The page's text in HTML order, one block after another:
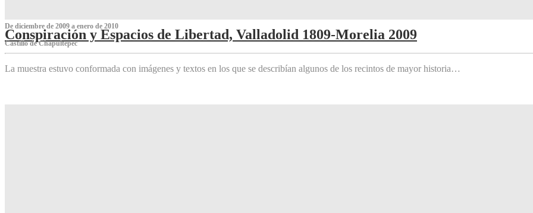
De diciembre de 2009 a enero de 2010
Conspiración y Espacios de Libertad, Valladolid 1809-Morelia 2009
Castillo de Chapultepec
La muestra estuvo conformada con imágenes y textos en los que se describían algunos de los recintos de mayor historia…